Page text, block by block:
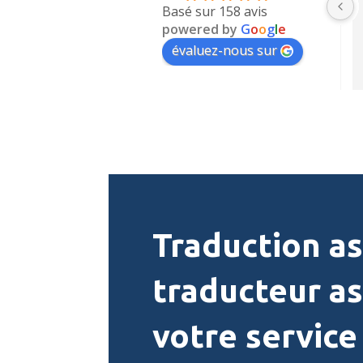
Basé sur 158 avis
powered by Google
évaluez-nous sur
Traduction
traducteur
votre service